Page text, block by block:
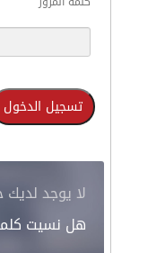
لا يوجد
هل نسيت